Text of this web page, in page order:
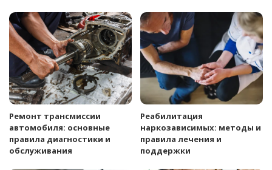
Ремонт трансмиссии
автомобиля: основные
правила диагностики и
обслуживания
Реабилитация
наркозависимых: методы и
правила лечения и
поддержки